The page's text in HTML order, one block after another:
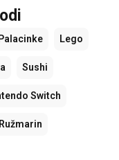
Palacinke Lego
Sushi
Switch
Ružmarin